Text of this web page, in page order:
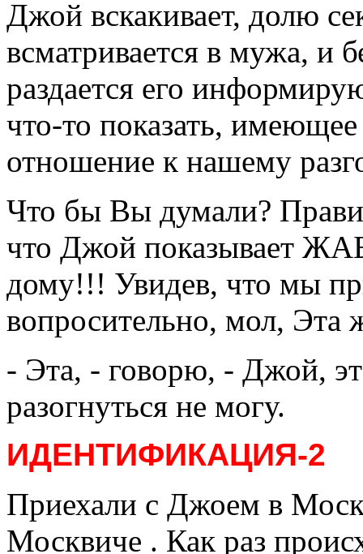
Джой вскакивает, долю
всматривается в мужа, и
раздается его
что-то показать,
отношение к нашему
Что бы Вы думали?
что Джой показывает
дому!!! Увидев, что мы
вопросительно, мол, Эта
- Эта, - говорю, - Джой,
разогнуться не могу.
ИДЕНТИФИКАЦИЯ-2
Приехали с Джоем в
Москвиче . Как раз